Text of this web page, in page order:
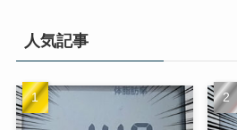
人気記事